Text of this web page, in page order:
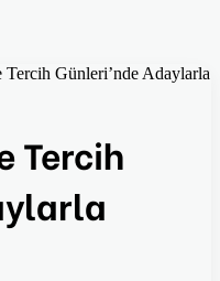
Günleri’nde Adaylarla
Tercih